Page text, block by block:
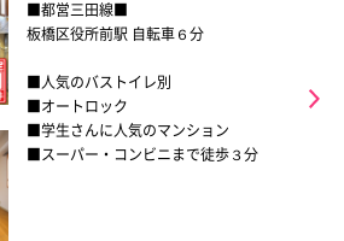
■都営三田線■
板橋区役所前駅 自転車６分
■人気のバストイレ別
■オートロック
■学生さんに人気のマンション
■スーパー・コンビニまで徒歩３分